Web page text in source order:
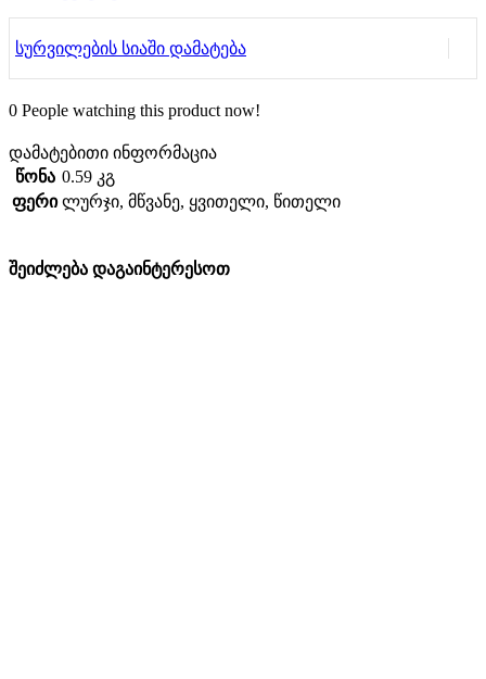
სურვილების სიაში დამატება
0 People watching this product now!
დამატებითი ინფორმაცია
წონა 0.59 კგ
ფერი ლურჯი, მწვანე, ყვითელი, წითელი
შეიძლება დაგაინტერესოთ